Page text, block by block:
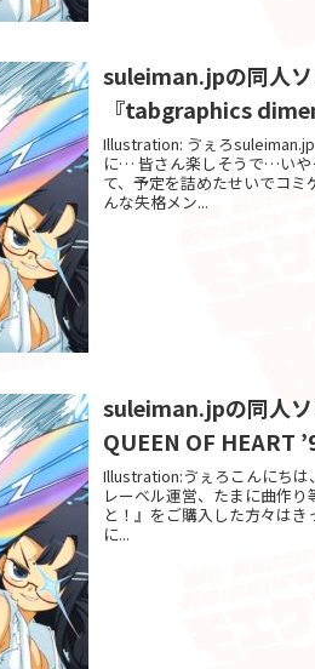
suleiman.jpの同人
『tabgraphics
Illustration: ゔぇろ
に… 皆さん楽しそうで…い
て、予定を詰めたせいでコ
んな失格メン...
suleiman.jpの同人
QUEEN OF HEART
Illustration:ゔぇろこんにちは
レーベル運営、たまに曲作
と！』をご購入した方々は
に...